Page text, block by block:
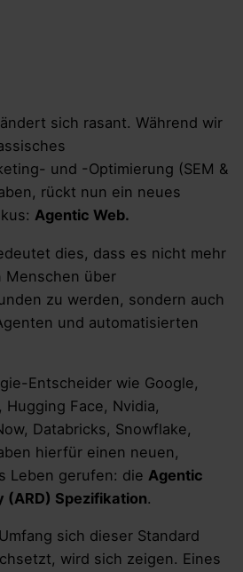
sich rasant. Während wir
und -Optimierung (SEM &
rückt nun ein neues
Agentic Web.
dies, dass es nicht mehr
Menschen über
zu werden, sondern auch
und automatisierten
Entscheider wie Google,
Face, Nvidia,
Databricks, Snowflake,
hierfür einen neuen,
Leben gerufen: die Agentic
(ARD) Spezifikation.
sich dieser Standard
wird sich zeigen. Eines